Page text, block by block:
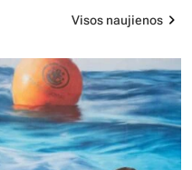
Visos naujienos